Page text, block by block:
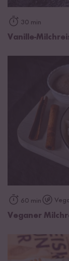
30 min
Vanille-
60 min
Veganer